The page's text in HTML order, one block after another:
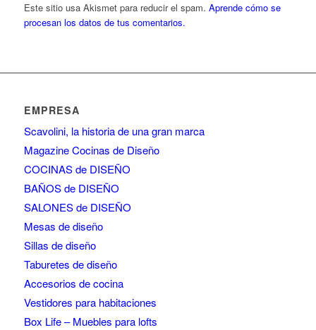
Este sitio usa Akismet para reducir el spam. Aprende cómo se
procesan los datos de tus comentarios.
EMPRESA
Scavolini, la historia de una gran marca
Magazine Cocinas de Diseño
COCINAS de DISEÑO
BAÑOS de DISEÑO
SALONES de DISEÑO
Mesas de diseño
Sillas de diseño
Taburetes de diseño
Accesorios de cocina
Vestidores para habitaciones
Box Life – Muebles para lofts